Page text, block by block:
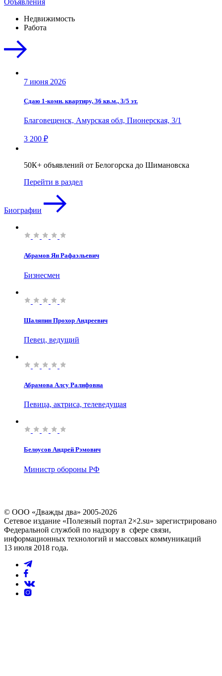
Недвижимость
Работа
7 июня 2026
Сдаю 1-комн. квартиру, 36 кв.м., 3/5 эт.
Благовещенск, Амурская обл, Пионерская, 3/1
3 200 ₽
50К+ объявлений от Белогорска до Шимановска
Перейти в раздел
Биографии
Абрамов Ян Рафаэльевич
Бизнесмен
Шаляпин Прохор Андреевич
Певец, ведущий
Абрамова Алсу Ралифовна
Певица, актриса, телеведущая
Белоусов Андрей Рэмович
Министр обороны РФ
© ООО «Дважды два» 2005-2026
Сетевое издание «Полезный портал 2×2.su» зарегистрировано
Федеральной службой по надзору в сфере связи,
информационных технологий и массовых коммуникаций
13 июля 2018 года.